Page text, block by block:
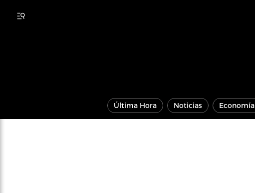
Última Hora Noticias Economía